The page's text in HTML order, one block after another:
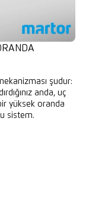
şudur:
anda, uç
yüksek oranda
sistem.